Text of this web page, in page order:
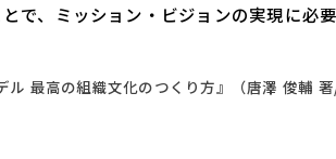
で、ミッション・ビジョンの実現に必
ル 最高の組織文化のつくり方』（唐澤 俊輔